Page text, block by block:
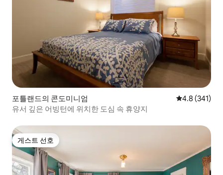
포틀랜드의 콘도미니엄 평점 4.8점(5
4.8 (341)
유서 깊은 어빙턴에 위치한 도심 속 휴양지
게스트 선호
게스트 선호